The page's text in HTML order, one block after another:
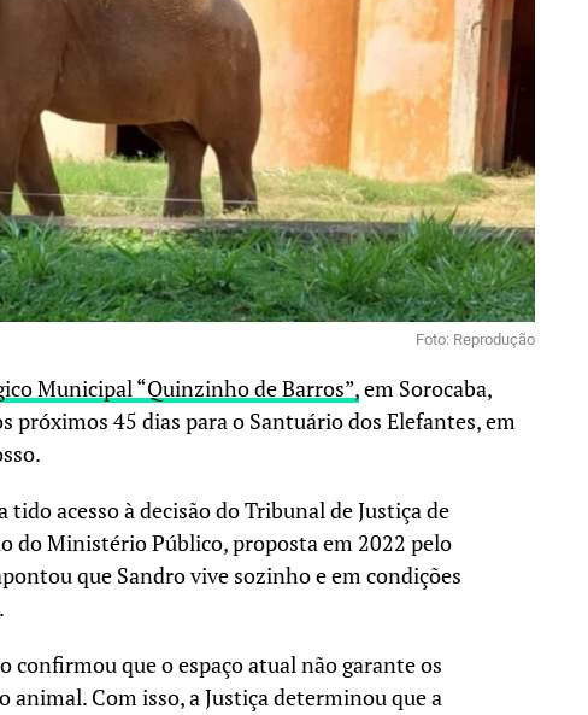
Foto: Reprodução
Municipal “Quinzinho de Barros”,em Sorocaba,
próximos 45 dias para o Santuário dos Elefantes, em
acesso à decisão do Tribunal de Justiça de
do Ministério Público, proposta em 2022 pelo
que Sandro vive sozinho e em condições
confirmou que o espaço atual não garante os
animal. Com isso, a Justiça determinou que a